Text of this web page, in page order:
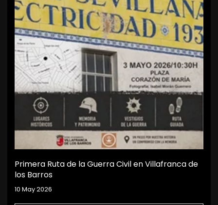
Primera Ruta de la Guerra Civil en Villafranca de
los Barros
10 May 2026